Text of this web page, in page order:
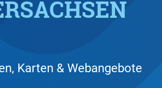
Karten & Webangebote